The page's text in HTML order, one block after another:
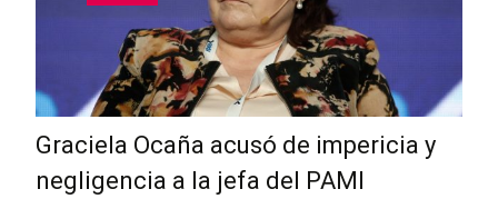
Graciela Ocaña acusó de impericia y
negligencia a la jefa del PAMI